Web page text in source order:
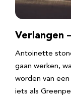
Verlangen
Antoinette
gaan werken,
worden van
iets als